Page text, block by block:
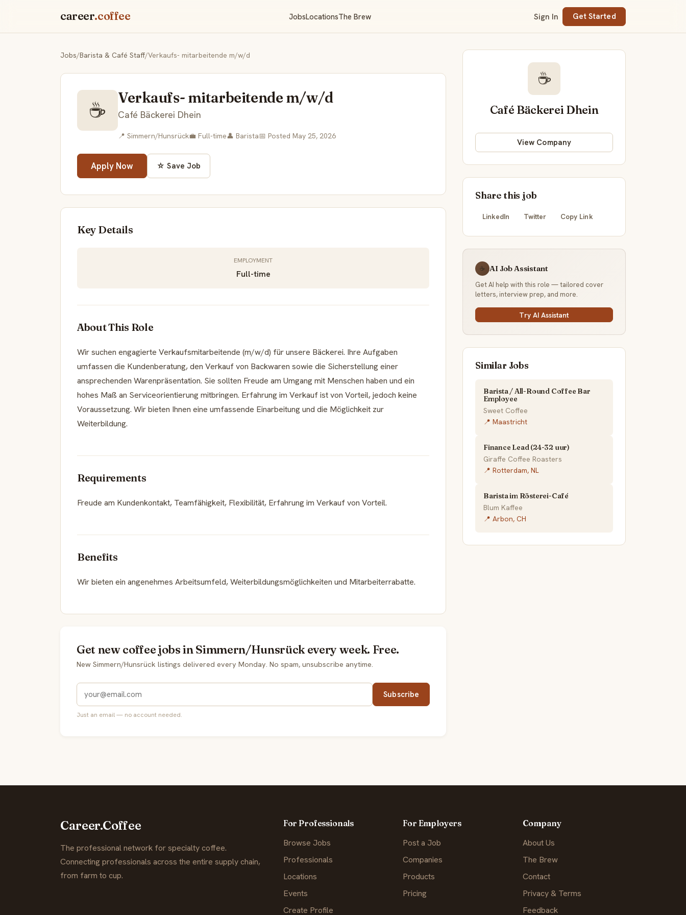
career.coffee JobsLocationsThe Brew Sign In Get Started
Jobs/Barista & Café Staff/Verkaufs- mitarbeitende m/w/d
☕ Verkaufs- mitarbeitende m/w/d
Café Bäckerei Dhein
📍 Simmern/Hunsrück💼 Full-time👤 Barista📅 Posted May 25, 2026
Apply Now ☆ Save Job
Key Details
EMPLOYMENT
Full-time
About This Role
Wir suchen engagierte Verkaufsmitarbeitende (m/w/d) für unsere Bäckerei. Ihre Aufgaben
umfassen die Kundenberatung, den Verkauf von Backwaren sowie die Sicherstellung einer
ansprechenden Warenpräsentation. Sie sollten Freude am Umgang mit Menschen haben und ein
hohes Maß an Serviceorientierung mitbringen. Erfahrung im Verkauf ist von Vorteil, jedoch keine
Voraussetzung. Wir bieten Ihnen eine umfassende Einarbeitung und die Möglichkeit zur
Weiterbildung.
Requirements
Freude am Kundenkontakt, Teamfähigkeit, Flexibilität, Erfahrung im Verkauf von Vorteil.
Benefits
Wir bieten ein angenehmes Arbeitsumfeld, Weiterbildungsmöglichkeiten und Mitarbeiterrabatte.
Get new coffee jobs in Simmern/Hunsrück every week. Free.
New Simmern/Hunsrück listings delivered every Monday. No spam, unsubscribe anytime.
Subscribe
Just an email — no account needed.
☕
Café Bäckerei Dhein
View Company
Share this job
LinkedIn Twitter Copy Link
☕ AI Job Assistant
Get AI help with this role — tailored cover
letters, interview prep, and more.
Try AI Assistant
Similar Jobs
Barista / All-Round Coffee Bar
Employee
Sweet Coffee
📍 Maastricht
Finance Lead (24-32 uur)
Giraffe Coffee Roasters
📍 Rotterdam, NL
Barista im Rösterei-Café
Blum Kaffee
📍 Arbon, CH
Career.Coffee
The professional network for specialty coffee.
Connecting professionals across the entire supply chain,
from farm to cup.
For Professionals
Browse Jobs
Professionals
Locations
Events
Create Profile
For Employers
Post a Job
Companies
Products
Pricing
Company
About Us
The Brew
Contact
Privacy & Terms
Feedback